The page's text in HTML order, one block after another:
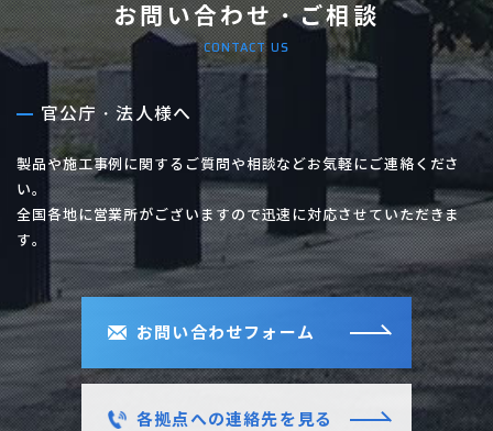
お問い合わせ・ご相談
CONTACT US
官公庁・法人様へ
製品や施工事例に関するご質問や相談などお気軽にご連絡くださ
い。
全国各地に営業所がございますので迅速に対応させていただきま
す。
お問い合わせフォーム
各拠点への連絡先を見る